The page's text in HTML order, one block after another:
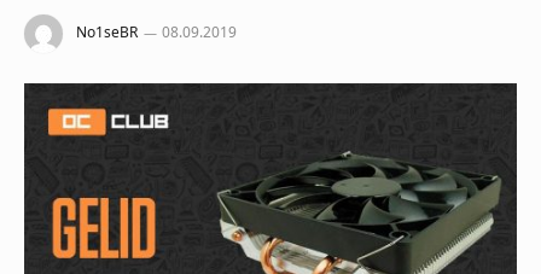
No1seBR 08.09.2019